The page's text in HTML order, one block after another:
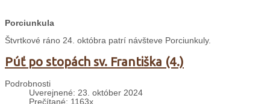
Porciunkula
Štvrtkové ráno 24. októbra patrí návšteve Porciunkuly.
Púť po stopách sv. Františka (4.)
Podrobnosti
Uverejnené: 23. október 2024
Prečítané: 1163x